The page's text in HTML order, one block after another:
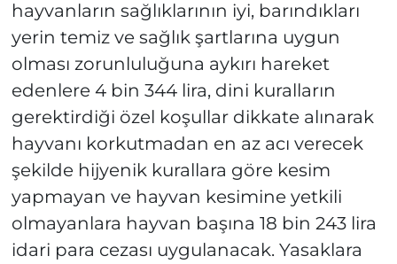
hayvanların sağlıklarının iyi, barındıkları
yerin temiz ve sağlık şartlarına uygun
olması zorunluluğuna aykırı hareket
edenlere 4 bin 344 lira, dini kuralların
gerektirdiği özel koşullar dikkate alınarak
hayvanı korkutmadan en az acı verecek
şekilde hijyenik kurallara göre kesim
yapmayan ve hayvan kesimine yetkili
olmayanlara hayvan başına 18 bin 243 lira
idari para cezası uygulanacak. Yasaklara